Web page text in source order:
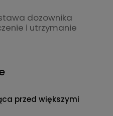
dozownika
i utrzymanie
przed większymi